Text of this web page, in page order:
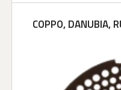
COPPO, DANUBIA,